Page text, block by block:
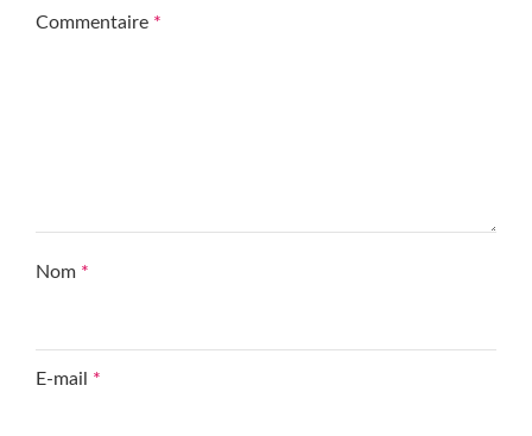
Commentaire *
Nom *
E-mail *